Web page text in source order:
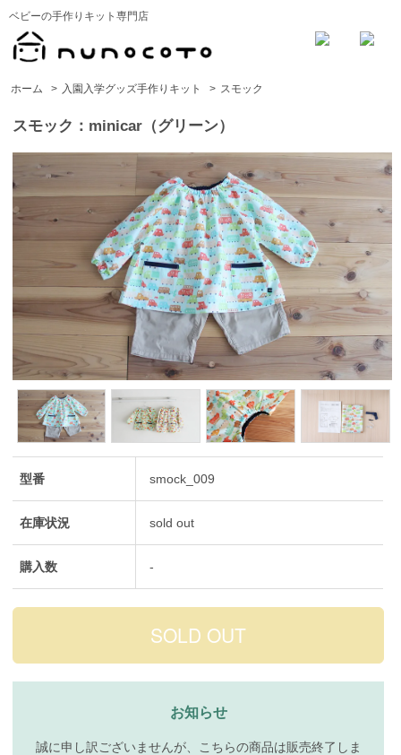
ベビーの手作りキット専門店
ホーム > 入園入学グッズ手作りキット > スモック
スモック：minicar（グリーン）
型番 smock_009
在庫状況 sold out
購入数 -
お知らせ
誠に申し訳ございませんが、こちらの商品は販売終了しま